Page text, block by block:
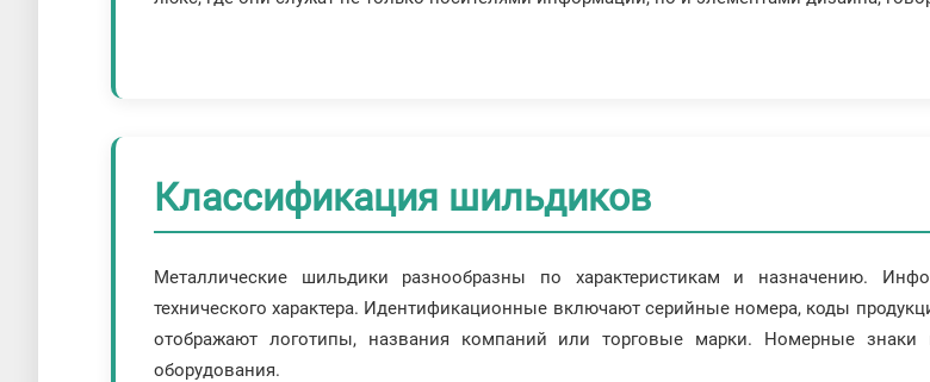
Классификация шильдиков
Металлические шильдики разнообразны по характеристикам и назначению.
технического характера. Идентификационные включают серийные номера, коды
отображают логотипы, названия компаний или торговые марки. Номерные знаки
оборудования.